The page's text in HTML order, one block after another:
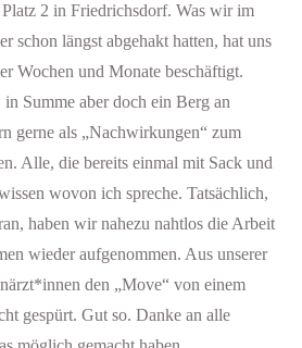
2 in Friedrichsdorf. Was wir im
schon längst abgehakt hatten, hat uns
Wochen und Monate beschäftigt.
Summe aber doch ein Berg an
gerne als „Nachwirkungen“ zum
Alle, die bereits einmal mit Sack und
wovon ich spreche. Tatsächlich,
haben wir nahezu nahtlos die Arbeit
wieder aufgenommen. Aus unserer
den „Move“ von einem
gespürt. Gut so. Danke an alle